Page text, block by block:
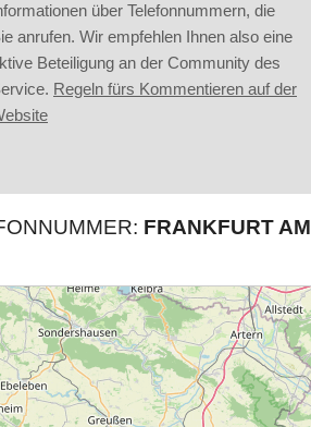
über Telefonnummern, die
anrufen. Wir empfehlen Ihnen also eine
Beteiligung an der Community des
Regeln fürs Kommentieren auf der
FRANKFURT AM